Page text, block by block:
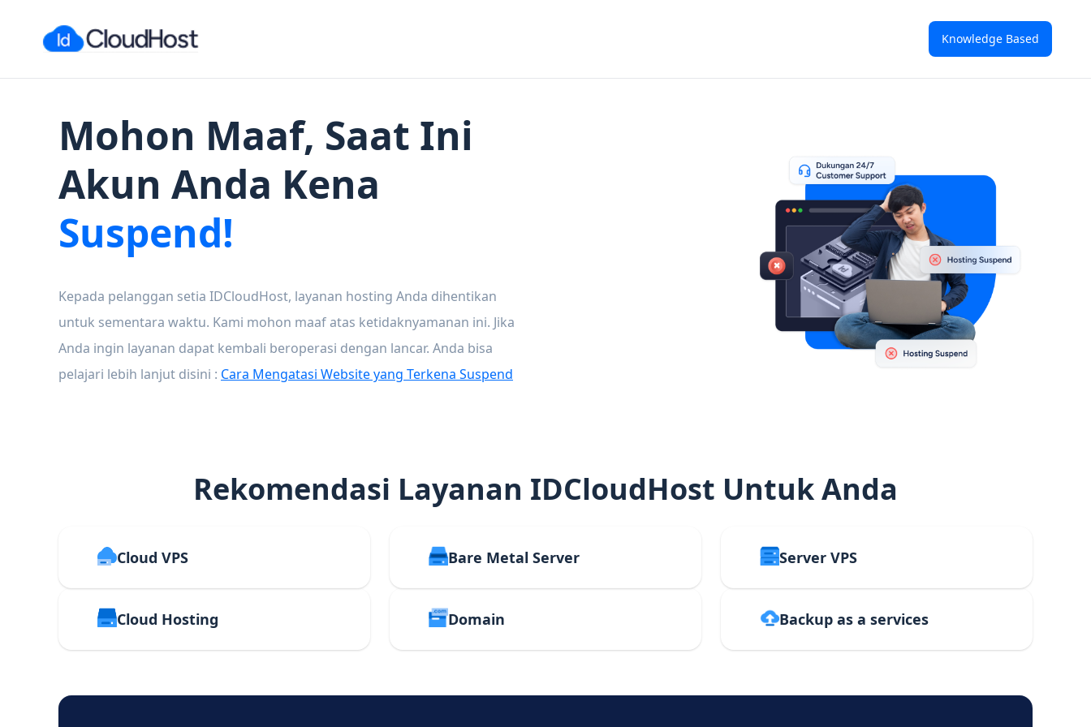
Knowledge Based
Mohon Maaf, Saat Ini
Akun Anda Kena
Suspend!
Kepada pelanggan setia IDCloudHost, layanan hosting Anda dihentikan
untuk sementara waktu. Kami mohon maaf atas ketidaknyamanan ini. Jika
Anda ingin layanan dapat kembali beroperasi dengan lancar. Anda bisa
pelajari lebih lanjut disini : Cara Mengatasi Website yang Terkena Suspend
Rekomendasi Layanan IDCloudHost Untuk Anda
Cloud VPS Bare Metal Server Server VPS
Cloud Hosting Domain Backup as a services